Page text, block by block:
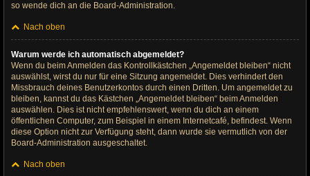
so wende dich an die Board-Administration.
Nach oben
Warum werde ich automatisch abgemeldet?
Wenn du beim Anmelden das Kontrollkästchen „Angemeldet bleiben“ nicht
auswählst, wirst du nur für eine Sitzung angemeldet. Dies verhindert den
Missbrauch deines Benutzerkontos durch einen Dritten. Um angemeldet zu
bleiben, kannst du das Kästchen „Angemeldet bleiben“ beim Anmelden
auswählen. Dies ist nicht empfehlenswert, wenn du dich an einem
öffentlichen Computer, zum Beispiel in einem Internetcafé, befindest. Wenn
diese Option nicht zur Verfügung steht, dann wurde sie vermutlich von der
Board-Administration ausgeschaltet.
Nach oben